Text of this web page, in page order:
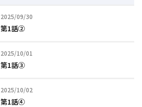
2025/09/30
2025年09月30日
第1話②
2025/10/01
2025年10月01日
第1話③
2025/10/02
2025年10月02日
第1話④